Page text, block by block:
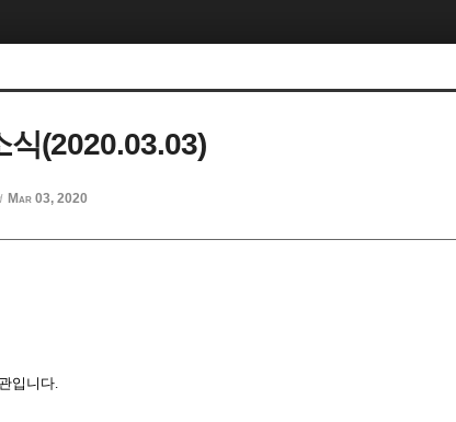
식(2020.03.03)
Mar 03, 2020
입니다.